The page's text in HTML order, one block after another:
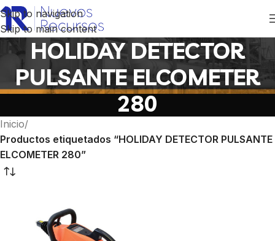
Skip to navigation
Skip to main content
HOLIDAY DETECTOR
PULSANTE ELCOMETER
280
Inicio/
Productos etiquetados “HOLIDAY DETECTOR PULSANTE
ELCOMETER 280”